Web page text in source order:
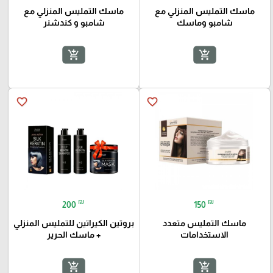
ماسك التمليس المنزلي مع
شامبو وماسك
add_shopping_cart
ماسك التمليس المنزلي مع
شامبو و كندشنر
add_shopping_cart
favorite_border
150 ₪
ماسك التمليس متعدد
الاستخدامات
add_shopping_cart
favorite_border
200 ₪
بروتين الكيراتين للتمليس المنزلي
+ ماسك الحرير
add_shopping_cart